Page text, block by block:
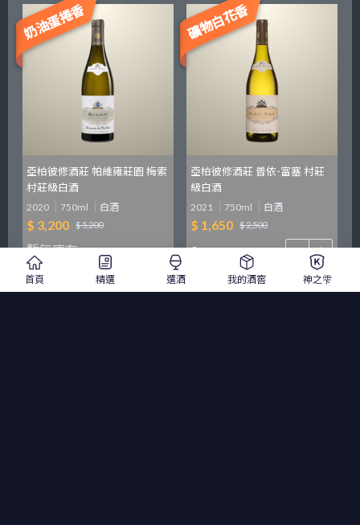
奶油蛋捲香
亞柏彼修酒莊 帕維雍莊園 梅索
村莊級白酒
2020 750ml 白酒
$ 3,200 $ 5,200
暫無庫存
貨到通知我
礦物白花香
亞柏彼修酒莊 普依-富塞 村莊
級白酒
2021 750ml 白酒
$ 1,650 $ 2,500
加入詢價單
首頁 精選 選酒 我的酒窖 神之雫